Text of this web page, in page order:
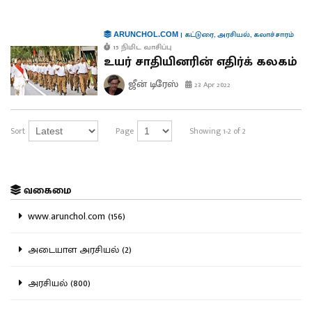
ARUNCHOL.COM| கட்டுரை,அரசியல், கலாச்சாரம்
15 நிமிட வாசிப்பு
உயர் சாதியினரின் எதிர்க் கலகம்
ஜீன் டிரேஸ் 23 Apr 2022
Sort Page Showing 1-2 of 2
வகைமை
www.arunchol.com (156)
அடையாள அரசியல் (2)
அரசியல் (800)